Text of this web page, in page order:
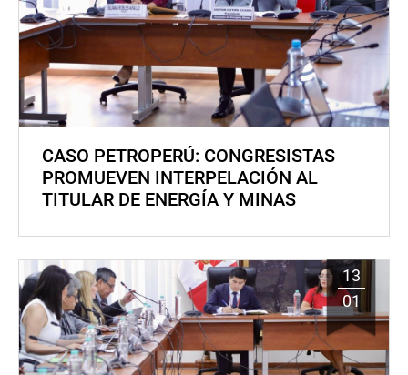
CASO PETROPERÚ: CONGRESISTAS
PROMUEVEN INTERPELACIÓN AL
TITULAR DE ENERGÍA Y MINAS
13
01